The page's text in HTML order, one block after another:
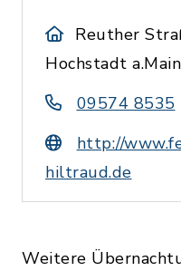
Reuther
Hochstadt a.Main
09574 8535
http://
hiltraud.de
Weitere